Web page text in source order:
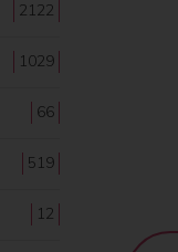
2122
1029
66
519
12